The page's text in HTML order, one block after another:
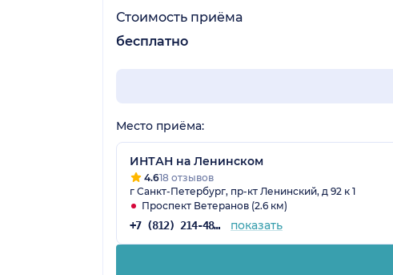
Стоимость приёма
бесплатно
Место приёма:
ИНТАН на Ленинском
4.618 отзывов
г Санкт-Петербург, пр-кт Ленинский, д 92 к 1
Проспект Ветеранов (2.6 км)
+7 (812) 214-48-61 показать